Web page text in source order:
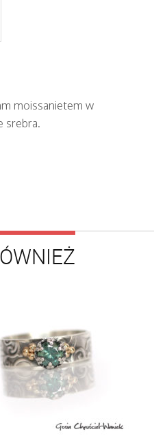
moissanietem w
srebra.